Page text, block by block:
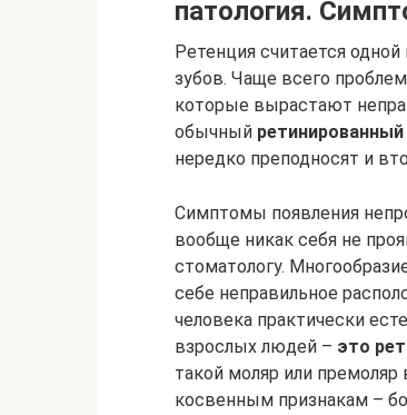
патология.
Ретенция считается
зубов. Чаще всего
которые вырастают
обычный
нередко преподносят и
Симптомы появления
вообще никак себя не
стоматологу.
себе неправильное
человека практически
взрослых людей – это
такой моляр или
косвенным признакам –